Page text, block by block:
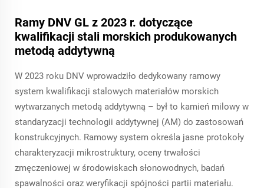
Ramy DNV GL z 2023 r. dotyczące
kwalifikacji stali morskich produkowanych
metodą addytywną
W 2023 roku DNV wprowadziło dedykowany ramowy
system kwalifikacji stalowych materiałów morskich
wytwarzanych metodą addytywną – był to kamień milowy w
standaryzacji technologii addytywnej (AM) do zastosowań
konstrukcyjnych. Ramowy system określa jasne protokoły
charakteryzacji mikrostruktury, oceny trwałości
zmęczeniowej w środowiskach słonowodnych, badań
spawalności oraz weryfikacji spójności partii materiału.